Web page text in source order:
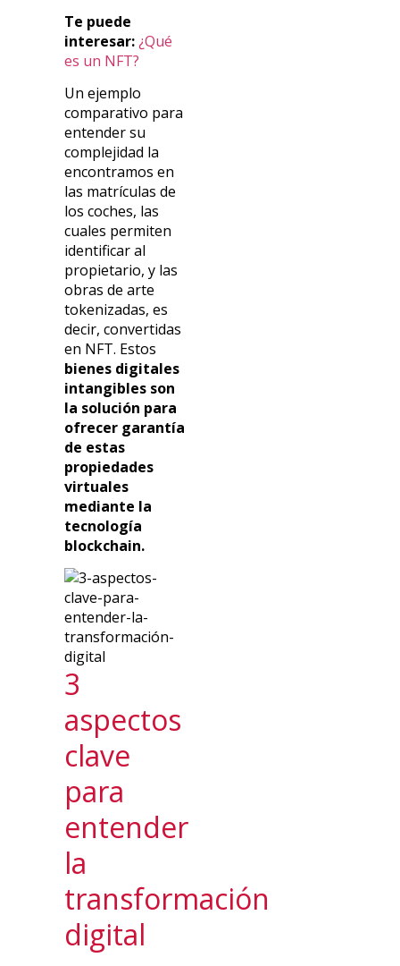
Te puede
interesar:¿Qué
es un NFT?
Un ejemplo
comparativo para
entender su
complejidad la
encontramos en
las matrículas de
los coches, las
cuales permiten
identificar al
propietario, y las
obras de arte
tokenizadas, es
decir, convertidas
en NFT. Estos
bienes digitales
intangibles son
la solución para
ofrecer garantía
de estas
propiedades
virtuales
mediante la
tecnología
blockchain.
3
aspectos
clave
para
entender
la
transformación
digital ​